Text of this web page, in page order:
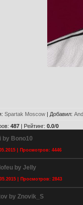
: Spartak Moscow | Добавил:
: 487 | Рейтинг: 0.0/0
by Bono10
| Просмотров: 4446
by Jelly
| Просмотров: 2843
by Znovik_S